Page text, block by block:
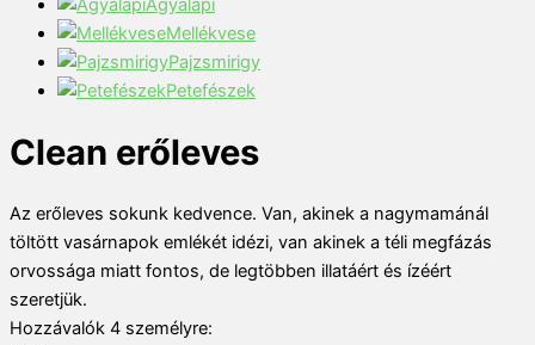
Agyalapi
Mellékvese
Pajzsmirigy
Petefészek
Clean erőleves
Az erőleves sokunk kedvence. Van, akinek a nagymamánál
töltött vasárnapok emlékét idézi, van akinek a téli megfázás
orvossága miatt fontos, de legtöbben illatáért és ízéért
szeretjük.
Hozzávalók 4 személyre: